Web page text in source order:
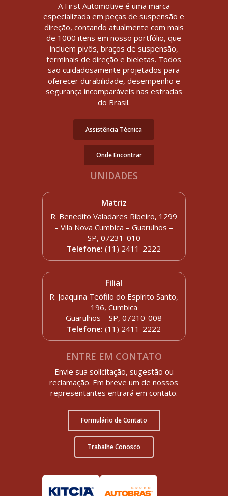
A First Automotive é uma marca
especializada em peças de suspensão e
direção, contando atualmente com mais
de 1000 itens em nosso portfólio, que
incluem pivôs, braços de suspensão,
terminais de direção e bieletas. Todos
são cuidadosamente projetados para
oferecer durabilidade, desempenho e
segurança incomparáveis nas estradas
do Brasil.
Assistência Técnica
Onde Encontrar
UNIDADES
Matriz
R. Benedito Valadares Ribeiro, 1299
– Vila Nova Cumbica – Guarulhos –
SP, 07231-010
Telefone:(11) 2411-2222
Filial
R. Joaquina Teófilo do Espírito Santo,
196, Cumbica
Guarulhos – SP, 07210-008
Telefone: (11) 2411-2222
ENTRE EM CONTATO
Envie sua solicitação, sugestão ou
reclamação. Em breve um de nossos
representantes entrará em contato.
Formulário de Contato
Trabalhe Conosco